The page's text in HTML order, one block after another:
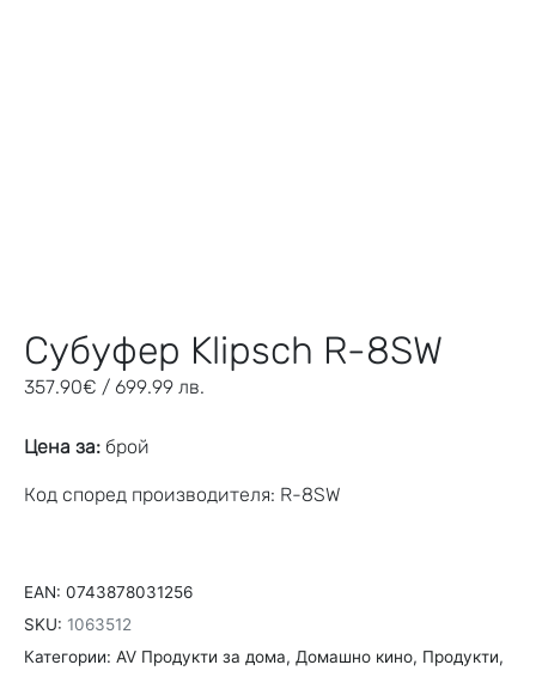
Субуфер Klipsch R-8SW
357.90€ / 699.99 лв.
Цена за: брой
Код според производителя: R-8SW
EAN: 0743878031256
SKU: 1063512
Категории: AV Продукти за дома, Домашно кино, Продукти,